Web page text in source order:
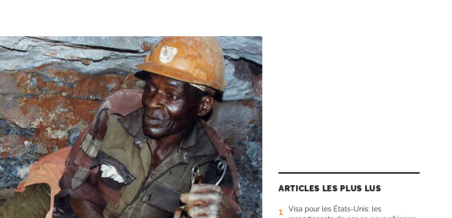
ARTICLES LES PLUS LUS
1
Visa pour les États-Unis: les